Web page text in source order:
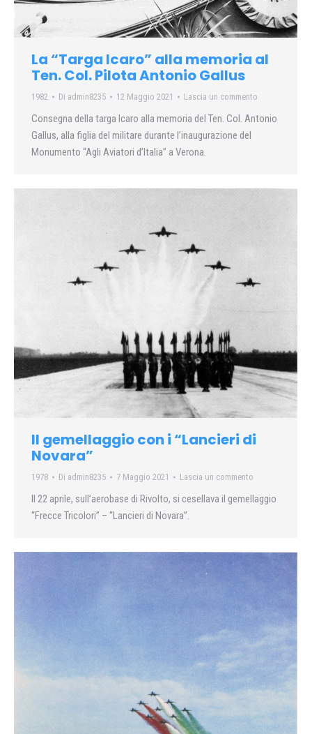
La “Targa Icaro” alla memoria al
Ten. Col. Pilota Antonio Gallus
1982 Di admin8235 12 Maggio 2021 Lascia un commento
Consegna della targa Icaro alla memoria del Ten. Col. Antonio
Gallus, alla figlia del militare durante l’inaugurazione del
Monumento “Agli Aviatori d’Italia” a Verona.
Il gemellaggio con i “Lancieri di
Novara”
1978 Di admin8235 7 Maggio 2021 Lascia un commento
Il 22 aprile, sull’aerobase di Rivolto, si cesellava il gemellaggio
“Frecce Tricolori” – “Lancieri di Novara”.